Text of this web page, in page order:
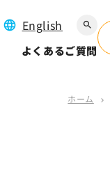
English search
よくあるご質問
ホーム chevron_right